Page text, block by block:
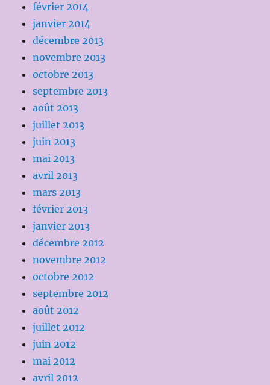
février 2014
janvier 2014
décembre 2013
novembre 2013
octobre 2013
septembre 2013
août 2013
juillet 2013
juin 2013
mai 2013
avril 2013
mars 2013
février 2013
janvier 2013
décembre 2012
novembre 2012
octobre 2012
septembre 2012
août 2012
juillet 2012
juin 2012
mai 2012
avril 2012